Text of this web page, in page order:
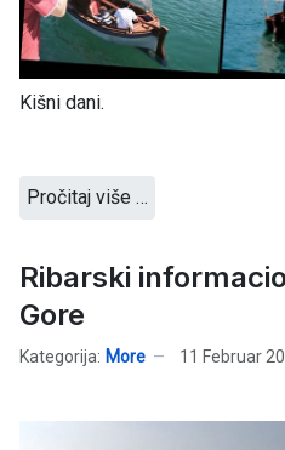
Kišni dani.
Pročitaj više …
Ribarski
Gore
Kategorija: More 11 Februar